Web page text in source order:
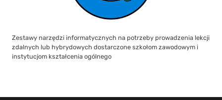
Zestawy narzędzi informatycznych na potrzeby prowadzenia lekcji
zdalnych lub hybrydowych dostarczone szkołom zawodowym i
instytucjom kształcenia ogólnego